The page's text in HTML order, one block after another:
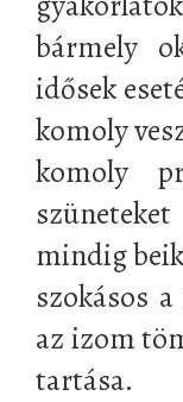
bármely
idősek
komoly
komoly
mindig
szokásos
az izom
tartása.